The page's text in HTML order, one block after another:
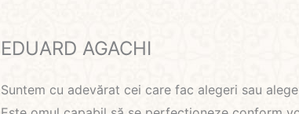
EDUARD AGACHI
Suntem cu adevărat cei care fac alegeri sau